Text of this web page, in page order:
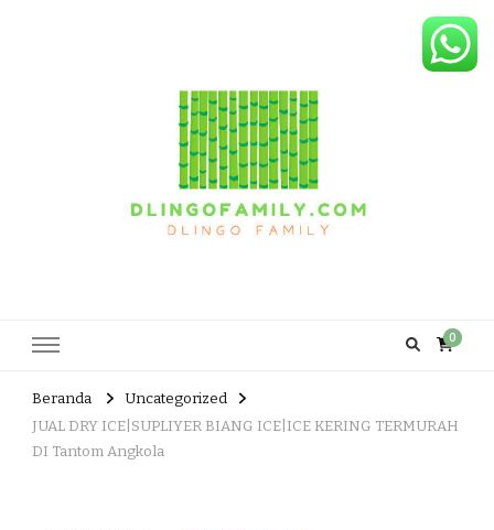
0
Beranda
Uncategorized
JUAL DRY ICE|SUPLIYER BIANG ICE|ICE KERING TERMURAH
DI Tantom Angkola